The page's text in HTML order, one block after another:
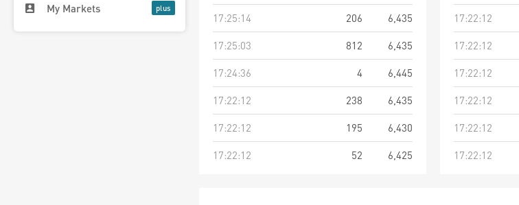
My Markets
17:25:14
206
6,435
17:25:03
812
6,435
17:24:36
4
6,445
17:22:12
238
6,435
17:22:12
195
6,430
17:22:12
52 6,425
17:22:12
17:22:12
17:22:12
17:22:12
17:22:12
17:22:12